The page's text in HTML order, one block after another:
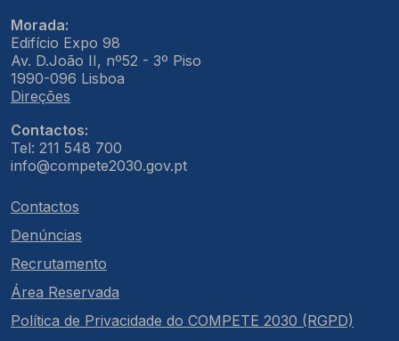
Morada:
Edifício Expo 98
Av. D.João II, nº52 - 3º Piso
1990-096 Lisboa
Direções
Contactos:
Tel: 211 548 700
info@compete2030.gov.pt
Contactos
Denúncias
Recrutamento
Área Reservada
Política de Privacidade do COMPETE 2030 (RGPD)